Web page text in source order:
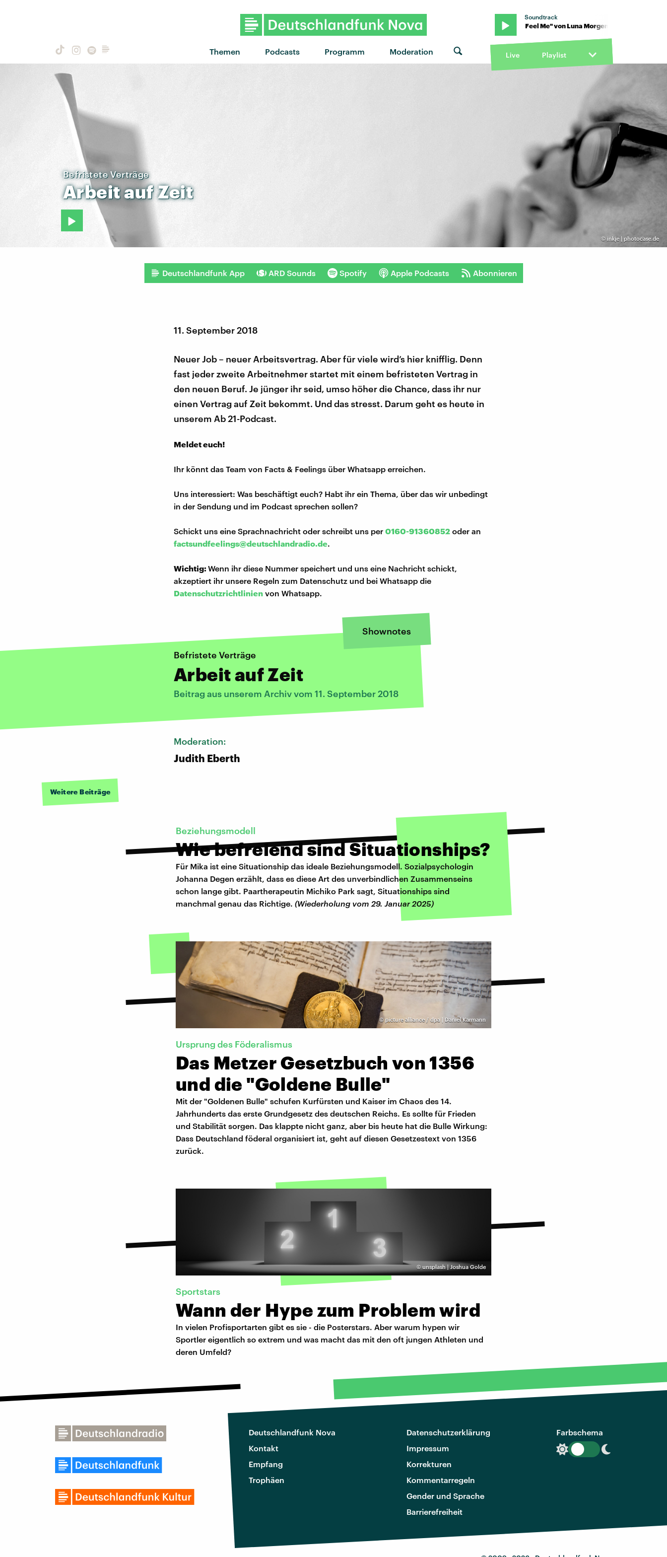
Themen Podcasts Programm Moderation
Soundtrack
"U Feel Me" von Luna Morgenstern · "U Feel Me" von Luna Morgenstern · "U Feel Me" von
Live Playlist
© inkje | photocase.de
Befristete Verträge
ArbeitaufZeit
Deutschlandfunk App ARD Sounds Spotify Apple Podcasts Abonnieren
11. September 2018
Neuer Job – neuer Arbeitsvertrag. Aber für viele wird’s hier knifflig. Denn
fast jeder zweite Arbeitnehmer startet mit einem befristeten Vertrag in
den neuen Beruf. Je jünger ihr seid, umso höher die Chance, dass ihr nur
einen Vertrag auf Zeit bekommt. Und das stresst. Darum geht es heute in
unserem Ab 21-Podcast.
Meldet euch!
Ihr könnt das Team von Facts & Feelings über Whatsapp erreichen.
Uns interessiert: Was beschäftigt euch? Habt ihr ein Thema, über das wir unbedingt
in der Sendung und im Podcast sprechen sollen?
Schickt uns eine Sprachnachricht oder schreibt uns per 0160-91360852 oder an
factsundfeelings@deutschlandradio.de.
Wichtig:Wenn ihr diese Nummer speichert und uns eine Nachricht schickt,
akzeptiert ihr unsere Regeln zum Datenschutz und bei Whatsapp die
Datenschutzrichtlinien von Whatsapp.
Shownotes
Befristete Verträge
Arbeit auf Zeit
Beitrag aus unserem Archiv vom 11. September 2018
Moderation:
Judith Eberth
Weitere Beiträge
Beziehungsmodell
Wie befreiend sind Situationships?
Für Mika ist eine Situationship das ideale Beziehungsmodell. Sozialpsychologin
Johanna Degen erzählt, dass es diese Art des unverbindlichen Zusammenseins
schon lange gibt. Paartherapeutin Michiko Park sagt, Situationships sind
manchmal genau das Richtige. (Wiederholung vom 29. Januar 2025)
© picture alliance / dpa | Daniel Karmann
Ursprung des Föderalismus
Das Metzer Gesetzbuch von 1356
und die "Goldene Bulle"
Mit der "Goldenen Bulle" schufen Kurfürsten und Kaiser im Chaos des 14.
Jahrhunderts das erste Grundgesetz des deutschen Reichs. Es sollte für Frieden
und Stabilität sorgen. Das klappte nicht ganz, aber bis heute hat die Bulle Wirkung:
Dass Deutschland föderal organisiert ist, geht auf diesen Gesetzestext von 1356
zurück.
©unsplash | Joshua Golde
Sportstars
Wann der Hype zum Problem wird
In vielen Profisportarten gibt es sie - die Posterstars. Aber warum hypen wir
Sportler eigentlich so extrem und was macht das mit den oft jungen Athleten und
deren Umfeld?
Deutschlandfunk Nova
Kontakt
Empfang
Trophäen
Datenschutzerklärung
Impressum
Korrekturen
Kommentarregeln
Gender und Sprache
Barrierefreiheit
Farbschema